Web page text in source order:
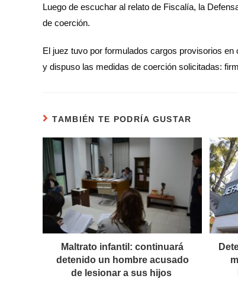
Luego de escuchar al relato de Fiscalía, la
de coerción.
El juez tuvo por formulados cargos provisorios
y dispuso las medidas de coerción solicitadas:
TAMBIÉN TE PODRÍA GUSTAR
Maltrato infantil: continuará
detenido un hombre acusado
de lesionar a sus hijos